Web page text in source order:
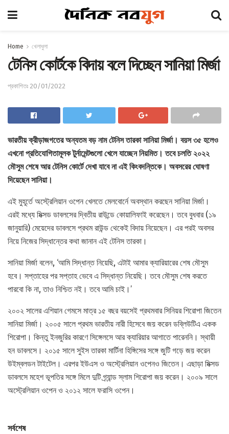
Home খেলাধুলা
টেনিস কোর্টকে বিদায় বলে দিচ্ছেন সানিয়া মির্জা
প্রকাশিতঃ 20/01/2022
ভারতীয় ক্রীড়াজগতের অন্যতম বড় নাম টেনিস তারকা সানিয়া মির্জা। বয়স ৩৫ হলেও
এখনো প্রতিযোগিতামূলক টুর্নামেন্টগুলো খেলে যাচ্ছেন নিয়মিত। তবে চলতি ২০২২
মৌসুম শেষে আর টেনিস কোর্টে দেখা যাবে না এই কিংবদন্তিকে। অবসরের ঘোষণা
দিয়েছেন সানিয়া।
এই মুহূর্তে অস্ট্রেলিয়ান ওপেন খেলতে মেলবোর্নে অবস্থান করছেন সানিয়া মির্জা।
এরই মধ্যে মিক্সড ডাবলসের দ্বিতীয় রাউন্ডে কোয়ালিফাই করেছেন। তবে বুধবার (১৯
জানুয়ারি) মেয়েদের ডাবলসে প্রথম রাউন্ড থেকেই বিদায় নিয়েছেন। এর পরই অবসর
নিয়ে নিজের সিদ্ধান্তের কথা জানান এই টেনিস তারকা।
সানিয়া মির্জা বলেন, ‌‘আমি সিদ্ধান্ত নিয়েছি, এটাই আমার ক্যারিয়ারের শেষ মৌসুম
হবে। সপ্তাহের পর সপ্তাহ ভেবে এ সিদ্ধান্ত নিয়েছি। তবে মৌসুম শেষ করতে
পারবো কি না, তাও নিশ্চিত নই। তবে আমি চাই।’
২০০২ সালের এশিয়ান গেমসে মাত্র ১৫ বছর বয়সেই প্রথমবার সিনিয়র শিরোপা জিতেন
সানিয়া মির্জা। ২০০৫ সালে প্রথম ভারতীয় নারী হিসেবে জয় করেন ডব্লিউটিএ একক
শিরোপা। কিন্তু ইনজুরির কারণে সিঙ্গেলসে আর ক্যারিয়ার আগাতে পারেননি। স্থায়ী
হন ডাবলসে। ২০১৫ সালে সুইস তারকা মার্টিনা হিঙ্গিসের সঙ্গে জুটি গড়ে জয় করেন
উইম্বলডন টাইটেল। এরপর ইউএস ও অস্ট্রেলিয়ান ওপেনও জিতেন। এছাড়া মিক্সড
ডাবলসে মহেশ ভূপতির সঙ্গে মিলে দুটি গ্র্যান্ড স্লাম শিরোপা জয় করেন। ২০০৯ সালে
অস্ট্রেলিয়ান ওপেন ও ২০১২ সালে ফরাসি ওপেন।
সর্বশেষ